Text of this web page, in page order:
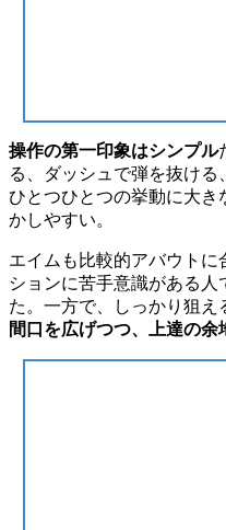
操作の第一印象はシンプル
る、ダッシュで弾を抜ける
ひとつひとつの挙動に大き
かしやすい。
エイムも比較的アバウトに
ションに苦手意識がある
た。一方で、しっかり狙え
間口を広げつつ、上達の